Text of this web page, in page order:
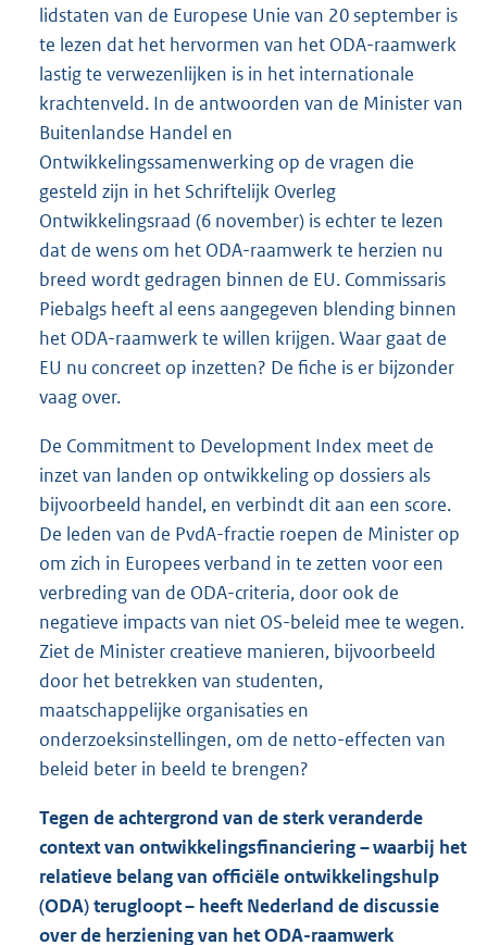
lidstaten van de Europese Unie van 20 september is
te lezen dat het hervormen van het ODA-raamwerk
lastig te verwezenlijken is in het internationale
krachtenveld. In de antwoorden van de Minister van
Buitenlandse Handel en
Ontwikkelingssamenwerking op de vragen die
gesteld zijn in het Schriftelijk Overleg
Ontwikkelingsraad (6 november) is echter te lezen
dat de wens om het ODA-raamwerk te herzien nu
breed wordt gedragen binnen de EU. Commissaris
Piebalgs heeft al eens aangegeven blending binnen
het ODA-raamwerk te willen krijgen. Waar gaat de
EU nu concreet op inzetten? De fiche is er bijzonder
vaag over.
De Commitment to Development Index meet de
inzet van landen op ontwikkeling op dossiers als
bijvoorbeeld handel, en verbindt dit aan een score.
De leden van de PvdA-fractie roepen de Minister op
om zich in Europees verband in te zetten voor een
verbreding van de ODA-criteria, door ook de
negatieve impacts van niet OS-beleid mee te wegen.
Ziet de Minister creatieve manieren, bijvoorbeeld
door het betrekken van studenten,
maatschappelijke organisaties en
onderzoeksinstellingen, om de netto-effecten van
beleid beter in beeld te brengen?
Tegen de achtergrond van de sterk veranderde
context van ontwikkelingsfinanciering – waarbij het
relatieve belang van officiële ontwikkelingshulp
(ODA) terugloopt – heeft Nederland de discussie
over de herziening van het ODA-raamwerk